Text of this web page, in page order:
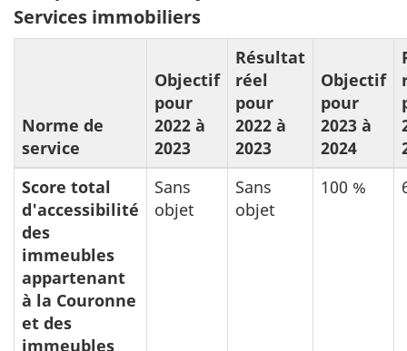
Services immobiliers
Norme de
service
Objectif
pour
2022 à
2023
Résultat
réel
pour
2022 à
2023
Objectif
pour
2023 à
2024
Score total
d'accessibilité
des
immeubles
appartenant
à la Couronne
et des
immeubles
Sans
objet
Sans
objet
100 %